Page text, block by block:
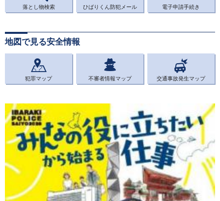
落とし物検索 ひばりくん防犯メール 電子申請手続き
地図で見る安全情報
犯罪マップ 不審者情報マップ 交通事故発生マップ